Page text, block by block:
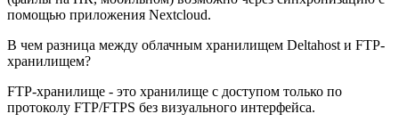
помощью приложения Nextcloud.
В чем разница между облачным хранилищем Deltahost и FTP-
хранилищем?
FTP-хранилище - это хранилище с доступом только по
протоколу FTP/FTPS без визуального интерфейса.